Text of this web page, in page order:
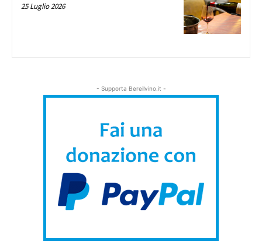
25 Luglio 2026
- Supporta Bereilvino.it -